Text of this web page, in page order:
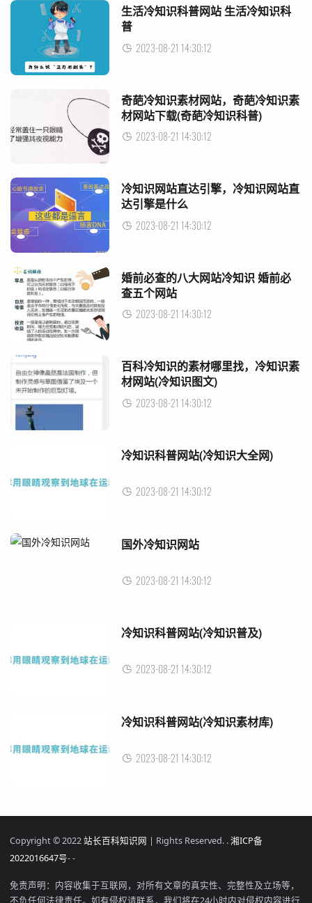
生活冷知识科普网站 生活冷知识科
普
2023-08-21 14:30:12
奇葩冷知识素材网站，奇葩冷知识素
材网站下载(奇葩冷知识科普)
2023-08-21 14:30:12
冷知识网站直达引擎，冷知识网站直
达引擎是什么
2023-08-21 14:30:12
婚前必查的八大网站冷知识 婚前必
查五个网站
2023-08-21 14:30:12
百科冷知识的素材哪里找，冷知识素
材网站(冷知识图文)
2023-08-21 14:30:12
冷知识科普网站(冷知识大全网)
2023-08-21 14:30:12
国外冷知识网站
2023-08-21 14:30:12
冷知识科普网站(冷知识普及)
2023-08-21 14:30:12
冷知识科普网站(冷知识素材库)
2023-08-21 14:30:12
Copyright © 2022站长百科知识网 | Rights Reserved. .湘ICP备
2022016647号--
免责声明：内容收集于互联网，对所有文章的真实性、完整性及立场等，
不负任何法律责任。如有侵权请联系，我们将在24小时内对侵权内容进行